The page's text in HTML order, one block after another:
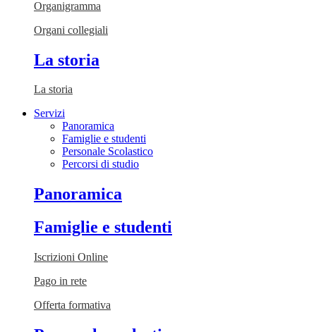
Organigramma
Organi collegiali
La storia
La storia
Servizi
Panoramica
Famiglie e studenti
Personale Scolastico
Percorsi di studio
Panoramica
Famiglie e studenti
Iscrizioni Online
Pago in rete
Offerta formativa